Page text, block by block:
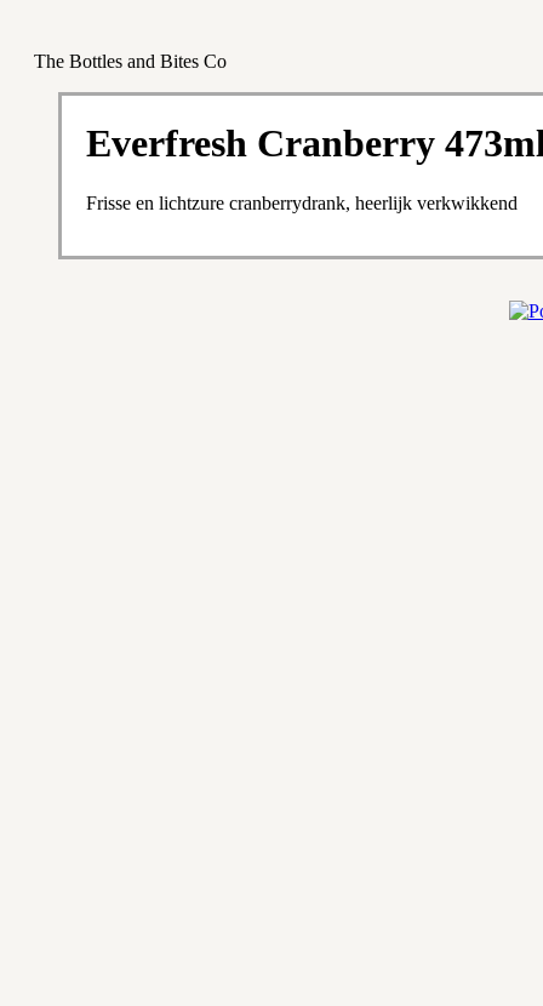
The Bottles and Bites Co
Everfresh Cranberry
Frisse en lichtzure cranberrydrank, heerlijk verkwikkend